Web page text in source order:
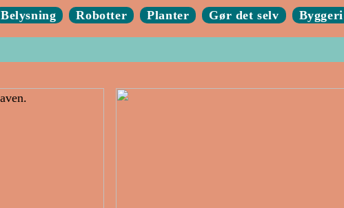
Belysning Robotter Planter Gør det selv Byggeri